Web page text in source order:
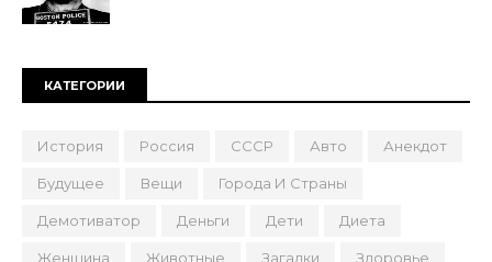
КАТЕГОРИИ
История Россия СССР Авто Анекдот
Будущее Вещи Города И Страны
Демотиватор Деньги Дети Диета
Женщина Животные Загадки Здоровье